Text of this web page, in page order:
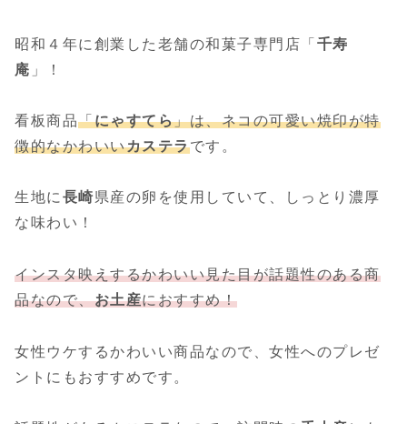
昭和４年に創業した老舗の和菓子専門店「 千寿
庵 」！
看板商品「にゃすてら」は、ネコの可愛い焼印が特
徴的なかわいいカステラです。
生地に長崎県産の卵を使用していて、しっとり濃厚
な味わい！
インスタ映えするかわいい見た目が話題性のある商
品なので、お土産におすすめ！
女性ウケするかわいい商品なので、女性へのプレゼ
ントにもおすすめです。